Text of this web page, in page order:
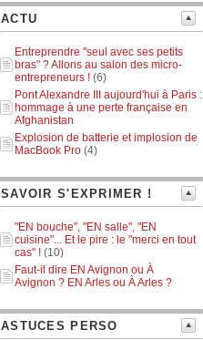
ACTU
Entreprendre "seul avec ses petits
bras" ? Allons au salon des micro-
entrepreneurs ! (6)
Pont Alexandre III aujourd'hui à Paris :
hommage à une perte française en
Afghanistan
Explosion de batterie et implosion de
MacBook Pro (4)
SAVOIR S'EXPRIMER !
"EN bouche", "EN salle", "EN
cuisine"... Et le pire : le "merci en tout
cas" ! (10)
Faut-il dire EN Avignon ou À
Avignon ? EN Arles ou À Arles ?
ASTUCES PERSO